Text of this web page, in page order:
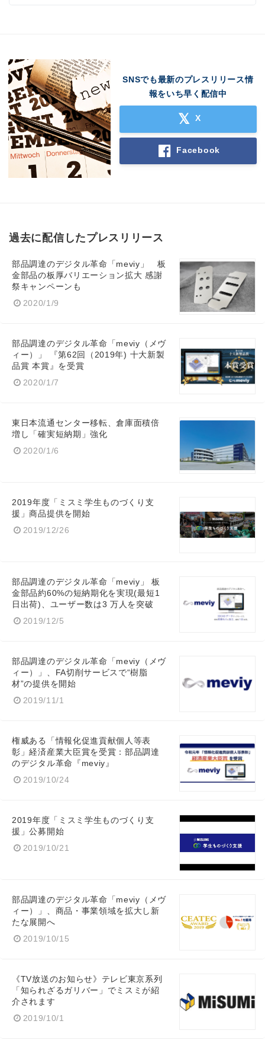
SNSでも最新のプレスリリース情
報をいち早く配信中
X
Facebook
過去に配信したプレスリリース
部品調達のデジタル革命「meviy」 板
金部品の板厚バリエーション拡大 感謝
祭キャンペーンも
2020/1/9
部品調達のデジタル革命「meviy（メヴ
ィー）」 『第62回（2019年) 十大新製
品賞 本賞』を受賞
2020/1/7
東日本流通センター移転、倉庫面積倍
増し「確実短納期」強化
2020/1/6
2019年度「ミスミ学生ものづくり支
援」商品提供を開始
2019/12/26
部品調達のデジタル革命「meviy」 板
金部品約60%の短納期化を実現(最短1
日出荷)、ユーザー数は3 万人を突破
2019/12/5
部品調達のデジタル革命「meviy（メヴ
ィー）」、FA切削サービスで“樹脂
材”の提供を開始
2019/11/1
権威ある「情報化促進貢献個人等表
彰」経済産業大臣賞を受賞：部品調達
のデジタル革命『meviy』
2019/10/24
2019年度「ミスミ学生ものづくり支
援」公募開始
2019/10/21
部品調達のデジタル革命「meviy（メヴ
ィー）」、商品・事業領域を拡大し新
たな展開へ
2019/10/15
《TV放送のお知らせ》テレビ東京系列
「知られざるガリバー」でミスミが紹
介されます
2019/10/1